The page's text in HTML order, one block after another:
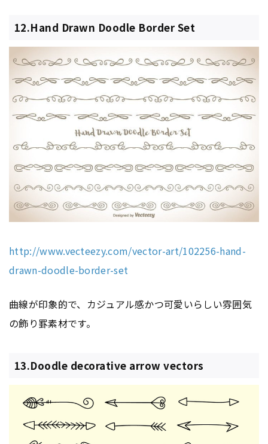
12.Hand Drawn Doodle Border Set
http://www.vecteezy.com/vector-art/102256-hand-
drawn-doodle-border-set
曲線が印象的で、カジュアル感かつ可愛いらしい雰囲気
の飾り罫素材です。
13.Doodle decorative arrow vectors